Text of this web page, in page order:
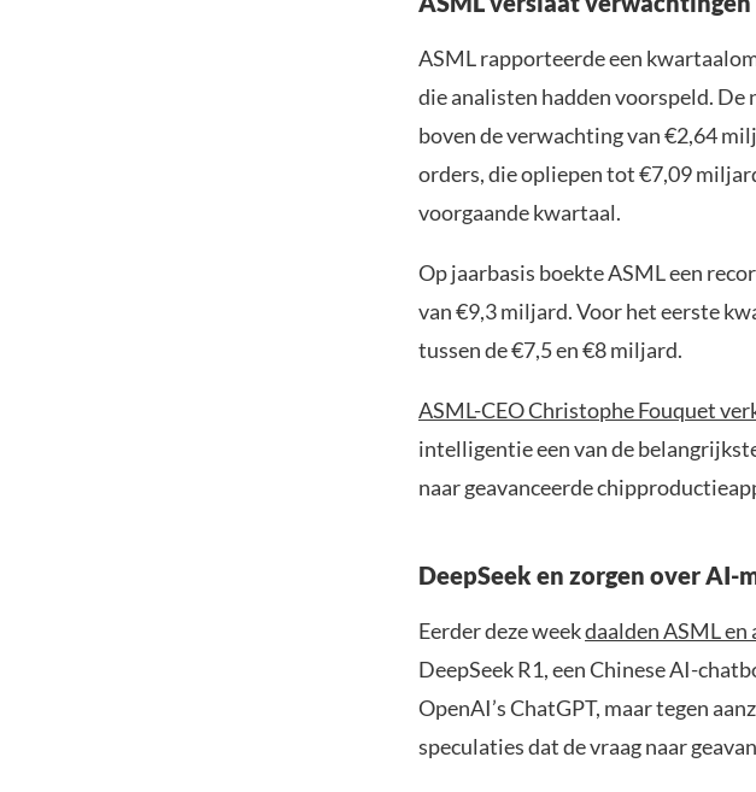
ASML rapporteerde een
die analisten hadden voorspeld.
boven de verwachting van €2,64
orders, die opliepen tot €7,09
voorgaande kwartaal.
Op jaarbasis boekte ASML een
van €9,3 miljard. Voor het eerste
tussen de €7,5 en €8 miljard.
ASML-CEO Christophe Fouquet
intelligentie een van de
naar geavanceerde
DeepSeek en zorgen over AI-
Eerder deze weekdaalden ASML
DeepSeek R1, een Chinese AI-
OpenAI’s ChatGPT, maar tegen
speculaties dat de vraag naar